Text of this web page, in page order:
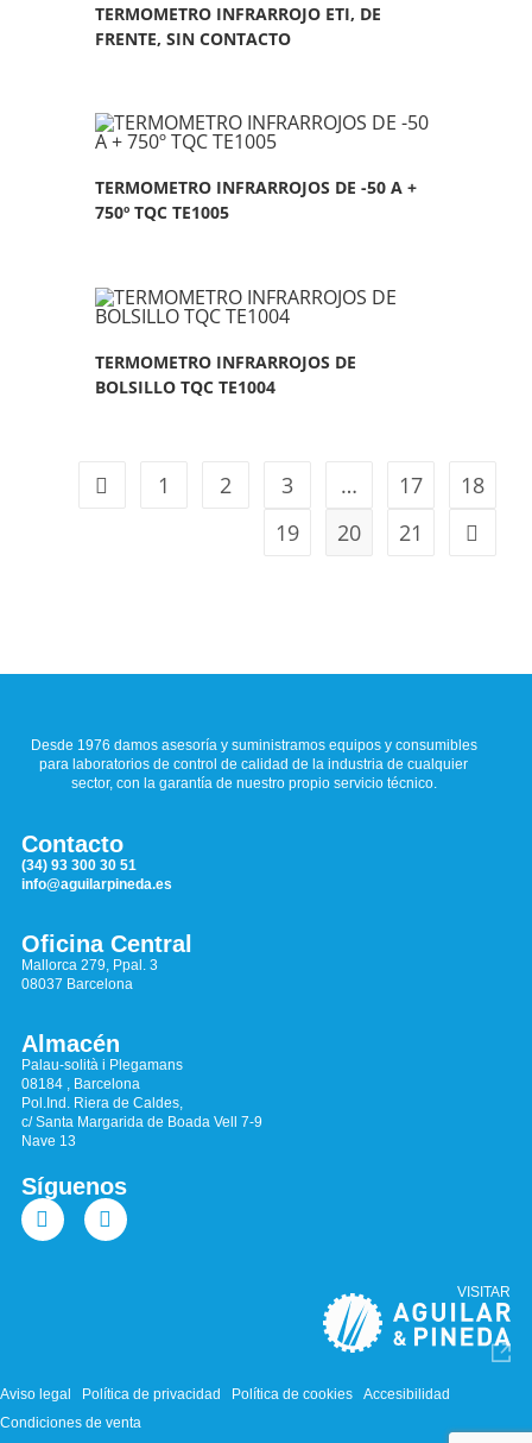
TERMOMETRO INFRARROJO ETI, DE
FRENTE, SIN CONTACTO
TERMOMETRO INFRARROJOS DE -50 A +
750º TQC TE1005
TERMOMETRO INFRARROJOS DE
BOLSILLO TQC TE1004
1 2 3 … 17
18
19
20 21
Desde 1976 damos asesoría y suministramos equipos y consumibles
para laboratorios de control de calidad de la industria de cualquier
sector, con la garantía de nuestro propio servicio técnico.
Contacto
(34) 93 300 30 51
info@aguilarpineda.es
Oficina Central
Mallorca 279, Ppal. 3
08037 Barcelona
Almacén
Palau-solità i Plegamans
08184 , Barcelona
Pol.Ind. Riera de Caldes,
c/ Santa Margarida de Boada Vell 7-9
Nave 13
Síguenos
VISITAR
Aviso legal Política de privacidad Política de cookies
Accesibilidad
Condiciones de venta